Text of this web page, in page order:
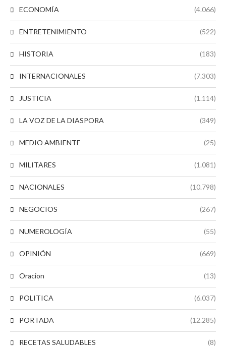
ECONOMÍA (4.066)
ENTRETENIMIENTO (522)
HISTORIA (183)
INTERNACIONALES (7.303)
JUSTICIA (1.114)
LA VOZ DE LA DIASPORA (349)
MEDIO AMBIENTE (25)
MILITARES (1.081)
NACIONALES (10.798)
NEGOCIOS (267)
NUMEROLOGÍA (55)
OPINIÓN (669)
Oracion (13)
POLITICA (6.037)
PORTADA (12.285)
RECETAS SALUDABLES (8)